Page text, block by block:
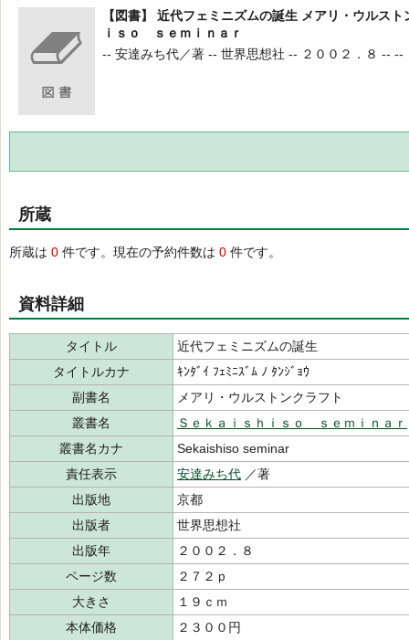
【図書】 近代フェミニズムの誕生 メアリ・ウルス
ｉｓｏ ｓｅｍｉｎａｒ
-- 安達みち代／著 -- 世界思想社 -- ２００２．８ -- --
所蔵
所蔵は 0 件です。現在の予約件数は 0 件です。
資料詳細
タイトル
近代フェミニズムの誕生
タイトルカナ
ｷﾝﾀﾞｲ ﾌｪﾐﾆｽﾞﾑ ﾉ ﾀﾝｼﾞｮｳ
副書名
メアリ・ウルストンクラフト
叢書名
Ｓｅｋａｉｓｈｉｓｏ ｓｅｍｉｎａｒ
叢書名カナ
Sekaishiso seminar
責任表示
安達みち代 ／著
出版地
京都
出版者
世界思想社
出版年
２００２．８
ページ数
２７２ｐ
大きさ
１９ｃｍ
本体価格
２３００円